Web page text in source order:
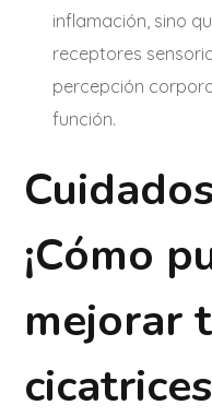
inflamación, sino
receptores
percepción
función.
¡Cómo
mejorar